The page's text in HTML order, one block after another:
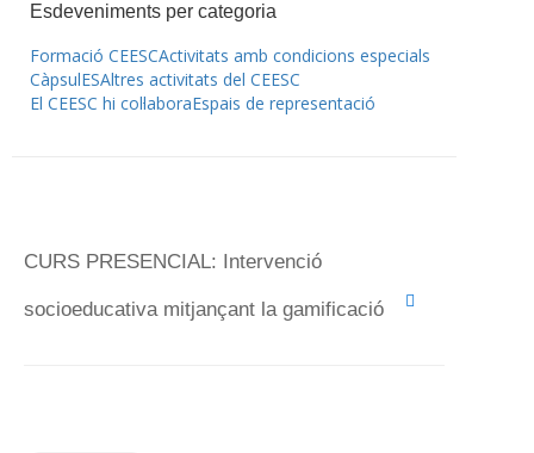
Esdeveniments per categoria
Formació CEESCActivitats amb condicions especials
CàpsulESAltres activitats del CEESC
El CEESC hi col·laboraEspais de representació
CURS PRESENCIAL: Intervenció
socioeducativa mitjançant la gamificació